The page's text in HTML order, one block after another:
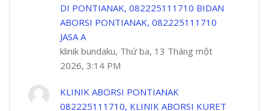
DI PONTIANAK, 082225111710 BIDAN
ABORSI PONTIANAK, 082225111710
JASA A
klinik bundaku, Thứ ba, 13 Tháng một
2026, 3:14 PM
KLINIK ABORSI PONTIANAK
082225111710, KLINIK ABORSI KURET